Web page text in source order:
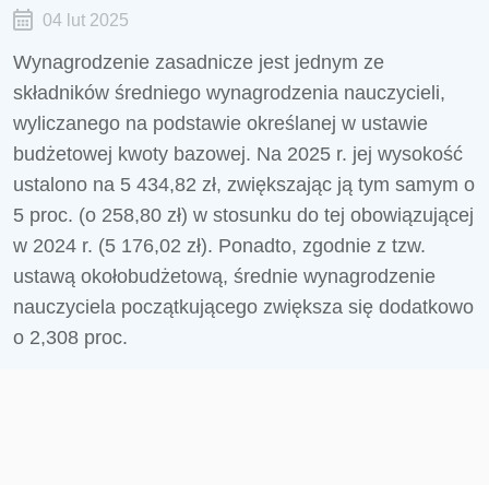
04 lut 2025
Wynagrodzenie zasadnicze jest jednym ze
składników średniego wynagrodzenia nauczycieli,
wyliczanego na podstawie określanej w ustawie
budżetowej kwoty bazowej. Na 2025 r. jej wysokość
ustalono na 5 434,82 zł, zwiększając ją tym samym o
5 proc. (o 258,80 zł) w stosunku do tej obowiązującej
w 2024 r. (5 176,02 zł). Ponadto, zgodnie z tzw.
ustawą okołobudżetową, średnie wynagrodzenie
nauczyciela początkującego zwiększa się dodatkowo
o 2,308 proc.